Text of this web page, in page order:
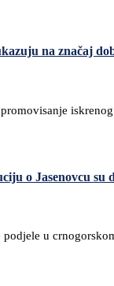
na značaj
o Jasenovcu su
podjele u